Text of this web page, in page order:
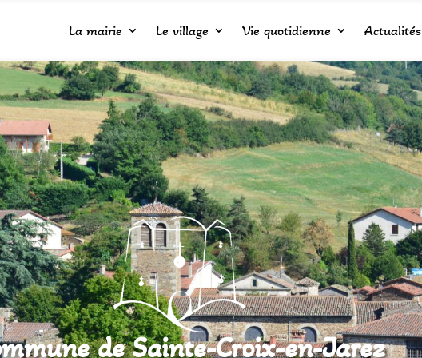
La mairie Le village Vie quotidienne Actualités
de Sainte-Croix-en-Jarez